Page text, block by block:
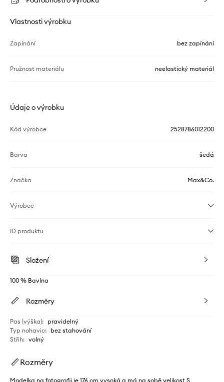
Vlastnosti výrobku
Zapínání bez zapínání
Pružnost materiálu neelastický materiál
Údaje o výrobku
Kód výrobce 2528786012200
Barva šedá
Značka Max&Co.
Výrobce
ID produktu
Složení
100 % Bavlna
Rozměry
Pas (výška): pravidelný
Typ nohavic: bez stahování
Střih: volný
Rozměry
Modelka na fotografii je 176 cm vysoká a má na sobě velikost S